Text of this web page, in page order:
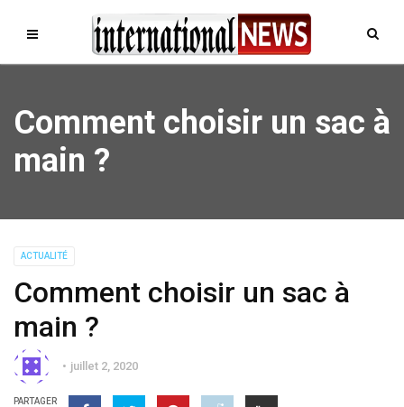
Comment choisir un sac à
main ?
ACTUALITÉ
Comment choisir un sac à
main ?
juillet 2, 2020
PARTAGER